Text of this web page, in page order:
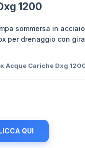
1200
sommersa in
per drenaggio con
Acque Cariche Dxg
QUI